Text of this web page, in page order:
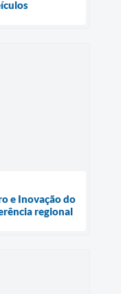
e Inovação do
regional